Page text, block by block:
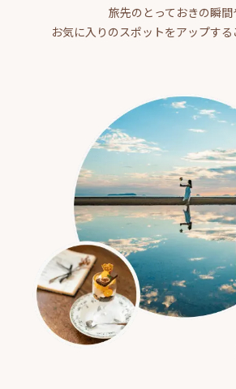
旅先のとっておきの瞬間
お気に入りのスポットをアップす